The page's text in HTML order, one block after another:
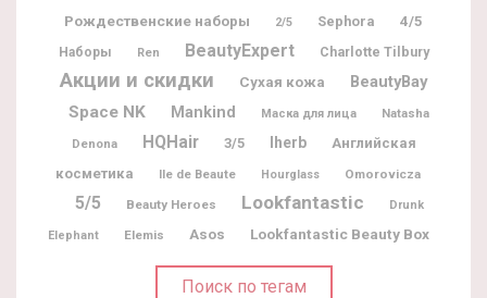
Рождественские наборы 2/5 Sephora 4/5
Наборы Ren BeautyExpert Charlotte Tilbury
Акции и скидки Сухая кожа
BeautyBay
Space NK
Mankind Маска для лица
Natasha
Denona
HQHair 3/5 Iherb
Английская
косметика
Ile de Beaute Hourglass Omorovicza
5/5 Beauty Heroes Lookfantastic Drunk
Elephant Elemis Asos Lookfantastic Beauty Box
Поиск по тегам